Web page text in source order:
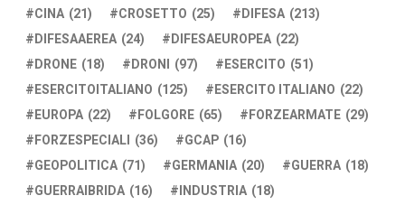
CINA (21) CROSETTO (25) DIFESA (213)
DIFESAAEREA (24) DIFESAEUROPEA (22)
DRONE (18) DRONI (97) ESERCITO (51)
ESERCITOITALIANO (125) ESERCITO ITALIANO (22)
EUROPA (22) FOLGORE (65) FORZEARMATE (29)
FORZESPECIALI (36) GCAP (16)
GEOPOLITICA (71) GERMANIA (20) GUERRA (18)
GUERRAIBRIDA (16) INDUSTRIA (18)